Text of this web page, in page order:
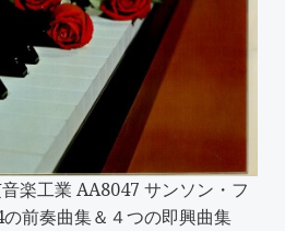
音楽工業 AA8047 サンソン・フ
前奏曲集＆４つの即興曲集